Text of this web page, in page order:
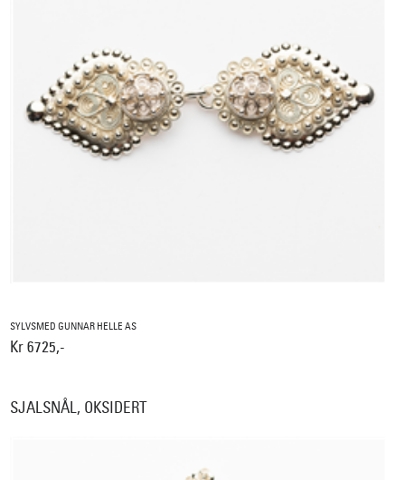
SYLVSMED GUNNAR HELLE AS
Kr 6725,-
SJALSNÅL, OKSIDERT